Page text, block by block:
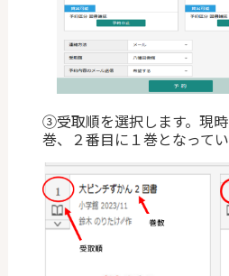
③受取順を選択します。現
巻、２番目に１巻となってい